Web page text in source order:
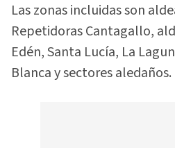
Las zonas incluidas son
Repetidoras Cantagallo,
Edén, Santa Lucía, La
Blanca y sectores aledaños.